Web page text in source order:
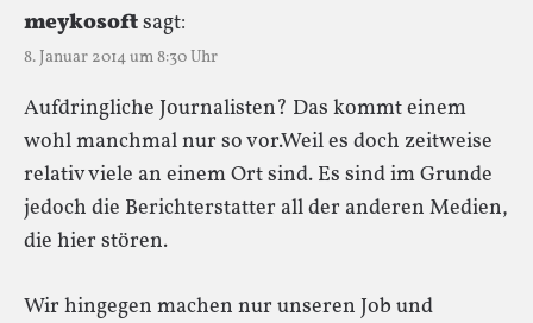
meykosoftsagt:
8. Januar 2014 um 8:30 Uhr
Aufdringliche Journalisten? Das kommt einem
wohl manchmal nur so vor.Weil es doch zeitweise
relativ viele an einem Ort sind. Es sind im Grunde
jedoch die Berichterstatter all der anderen Medien,
die hier stören.
Wir hingegen machen nur unseren Job und